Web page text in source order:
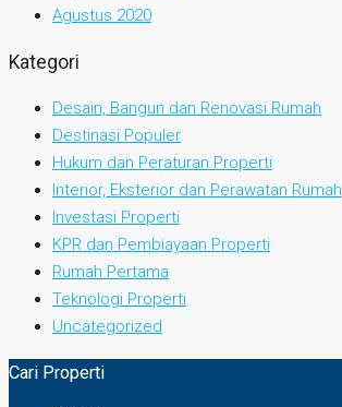
Agustus 2020
Kategori
Desain, Bangun dan Renovasi Rumah
Destinasi Populer
Hukum dan Peraturan Properti
Interior, Eksterior dan Perawatan Rumah
Investasi Properti
KPR dan Pembiayaan Properti
Rumah Pertama
Teknologi Properti
Uncategorized
Cari Properti